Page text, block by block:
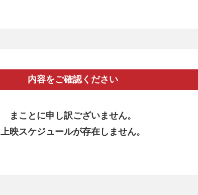
内容をご確認ください
まことに申し訳ございません。
上映スケジュールが存在しません。